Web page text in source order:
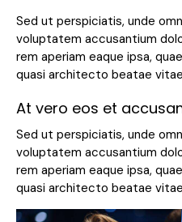
Sed ut perspiciatis, unde
voluptatem accusantium
rem aperiam eaque ipsa,
quasi architecto beatae
At vero eos et
Sed ut perspiciatis, unde
voluptatem accusantium
rem aperiam eaque ipsa,
quasi architecto beatae